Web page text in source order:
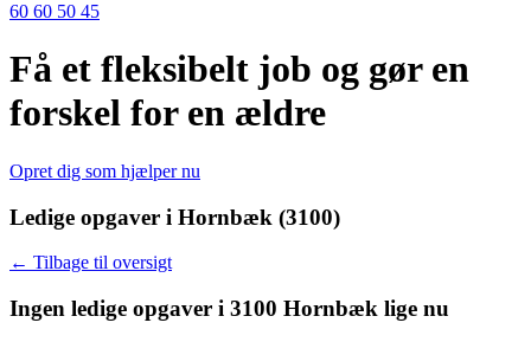
60 60 50 45
Få et fleksibelt job og gør en
forskel for en ældre
Opret dig som hjælper nu
Ledige opgaver i Hornbæk (3100)
← Tilbage til oversigt
Ingen ledige opgaver i 3100 Hornbæk lige nu